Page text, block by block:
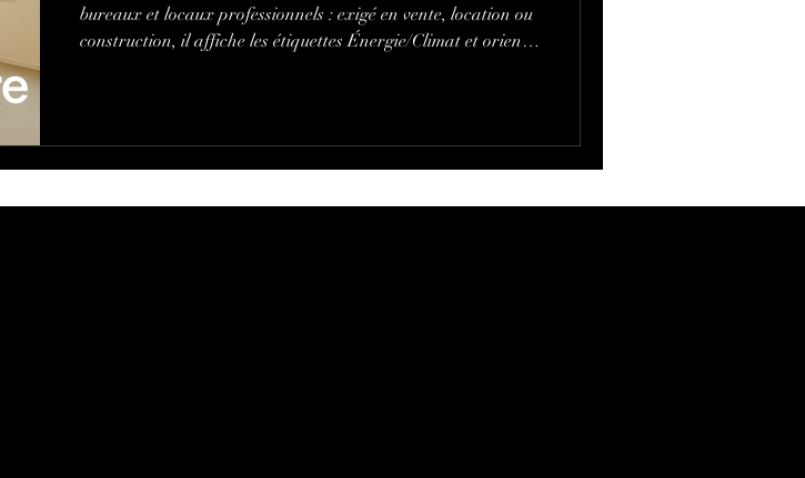
bureaux et locaux professionnels : exigé en vente, location ou
construction, il affiche les étiquettes Énergie/Climat et oriente
route Décret Tertiaire / OPERAT. Devis rapide et
intervention sur site.